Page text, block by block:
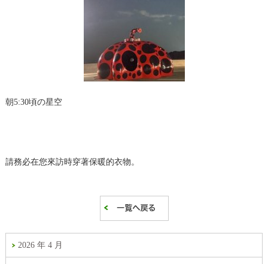
朝5:30頃の星空
請務必在您來訪時穿著保暖的衣物。
2026 年 4 月